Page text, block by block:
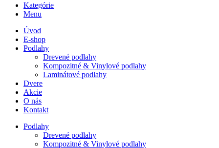
Kategórie
Menu
Úvod
E-shop
Podlahy
Drevené podlahy
Kompozitné & Vinylové podlahy
Laminátové podlahy
Dvere
Akcie
O nás
Kontakt
Podlahy
Drevené podlahy
Kompozitné & Vinylové podlahy